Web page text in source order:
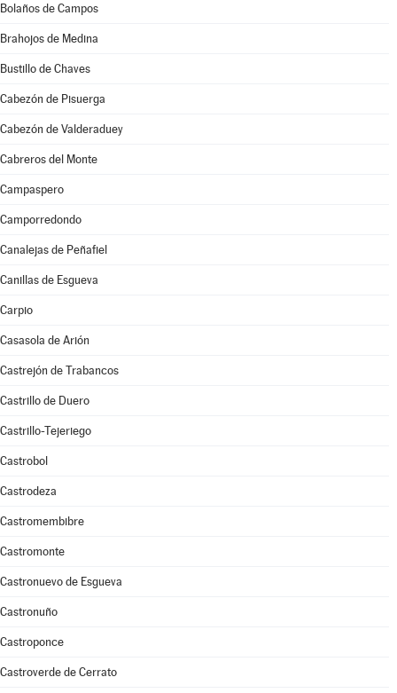
Bolaños de Campos
Brahojos de Medina
Bustillo de Chaves
Cabezón de Pisuerga
Cabezón de Valderaduey
Cabreros del Monte
Campaspero
Camporredondo
Canalejas de Peñafiel
Canillas de Esgueva
Carpio
Casasola de Arión
Castrejón de Trabancos
Castrillo de Duero
Castrillo-Tejeriego
Castrobol
Castrodeza
Castromembibre
Castromonte
Castronuevo de Esgueva
Castronuño
Castroponce
Castroverde de Cerrato